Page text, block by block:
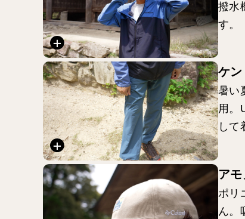
撥水
す。
ケ
暑い
用。
して
ア
ポリ
ん。